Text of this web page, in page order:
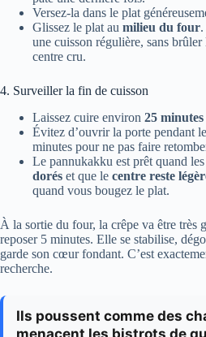
Versez-la dans le plat
Glissez le plat au milieu du four
une cuisson régulière, sans brûler
centre cru.
4. Surveiller la fin de cuisson
Laissez cuire environ 25 minutes
Évitez d’ouvrir la porte pendant
minutes pour ne pas faire
Le pannukakku est prêt quand les
dorés et que le centre reste
quand vous bougez le plat.
À la sortie du four, la crêpe va être très
reposer 5 minutes. Elle se stabilise,
garde son cœur fondant. C’est
recherche.
Ils poussent comme des